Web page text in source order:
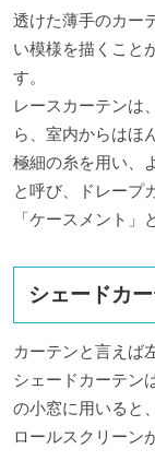
透けた薄手のカー
い模様を描くこと
す。
レースカーテンは
ら、室内からはほ
極細の糸を用い、
と呼び、ドレープ
「ケースメント」
シェードカ
カーテンと言えば
シェードカーテン
の小窓に用いると
ロールスクリーン